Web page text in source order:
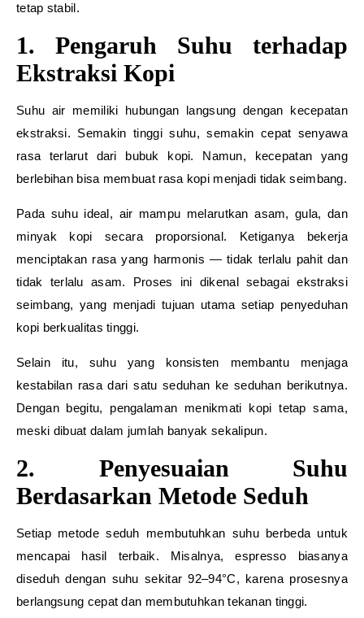
tetap stabil.
1. Pengaruh Suhu terhadap
Ekstraksi Kopi
Suhu air memiliki hubungan langsung dengan kecepatan
ekstraksi. Semakin tinggi suhu, semakin cepat senyawa
rasa terlarut dari bubuk kopi. Namun, kecepatan yang
berlebihan bisa membuat rasa kopi menjadi tidak seimbang.
Pada suhu ideal, air mampu melarutkan asam, gula, dan
minyak kopi secara proporsional. Ketiganya bekerja
menciptakan rasa yang harmonis — tidak terlalu pahit dan
tidak terlalu asam. Proses ini dikenal sebagai ekstraksi
seimbang, yang menjadi tujuan utama setiap penyeduhan
kopi berkualitas tinggi.
Selain itu, suhu yang konsisten membantu menjaga
kestabilan rasa dari satu seduhan ke seduhan berikutnya.
Dengan begitu, pengalaman menikmati kopi tetap sama,
meski dibuat dalam jumlah banyak sekalipun.
2. Penyesuaian Suhu
Berdasarkan Metode Seduh
Setiap metode seduh membutuhkan suhu berbeda untuk
mencapai hasil terbaik. Misalnya, espresso biasanya
diseduh dengan suhu sekitar 92–94°C, karena prosesnya
berlangsung cepat dan membutuhkan tekanan tinggi.